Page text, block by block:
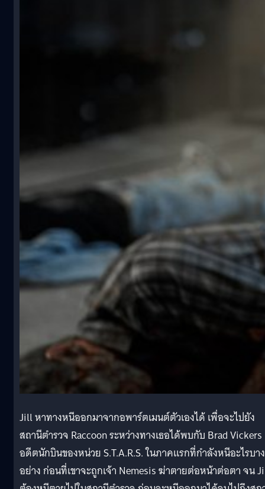
Jill หาทางหนีออกมาจากอพาร์ตเมนต์ตัวเองได้ เพื่อจะไปยัง
สถานีตำรวจ Raccoon ระหว่างทางเธอได้พบกับ Brad Vickers
อดีตนักบินของหน่วย S.T.A.R.S. ในภาคแรกที่กำลังหนีอะไรบาง
อย่าง ก่อนที่เขาจะถูกเจ้า Nemesis ฆ่าตายต่อหน้าต่อตา จน